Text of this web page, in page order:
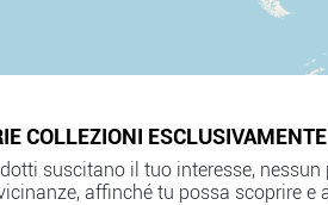
COLLEZIONI
suscitano il tuo interesse,
affinché tu possa scoprire e